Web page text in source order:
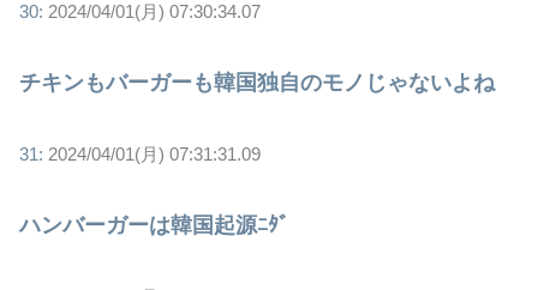
30: 2024/04/01(月) 07:30:34.07
チキンもバーガーも韓国独自のモノじゃないよね
31: 2024/04/01(月) 07:31:31.09
ハンバーガーは韓国起源ﾆﾀﾞ